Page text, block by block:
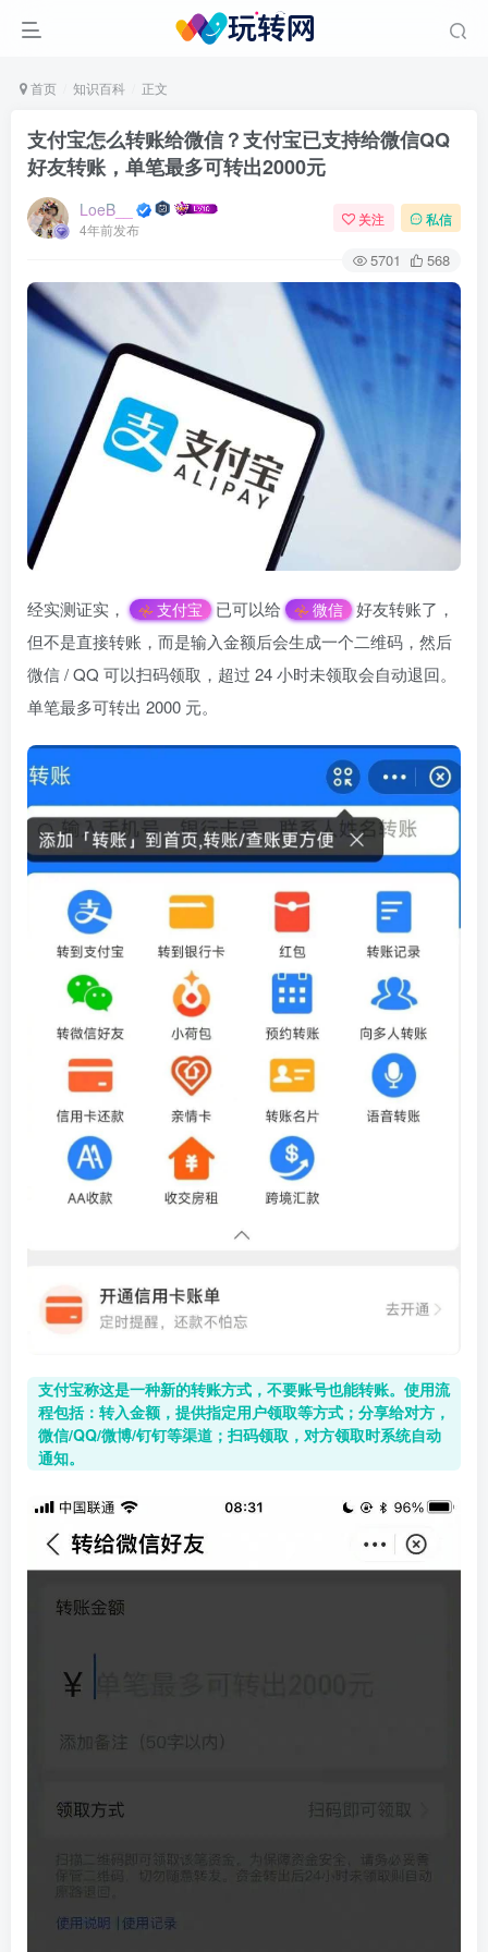
首页 知识百科 正文
支付宝怎么转账给微信？支付宝已支持给微信QQ
好友转账，单笔最多可转出2000元
LoeB__
4年前发布
关注 私信
5701 568
经实测证实， 支付宝 已可以给 微信
好友转账了，
但不是直接转账，而是输入金额后会生成一个二维码，然后
微信 / QQ 可以扫码领取，超过 24 小时未领取会自动退回。
单笔最多可转出 2000 元。
支付宝称这是一种新的转账方式，不要账号也能转账。使用流
程包括：转入金额，提供指定用户领取等方式；分享给对方，
微信/QQ/微博/钉钉等渠道；扫码领取，对方领取时系统自动
通知。